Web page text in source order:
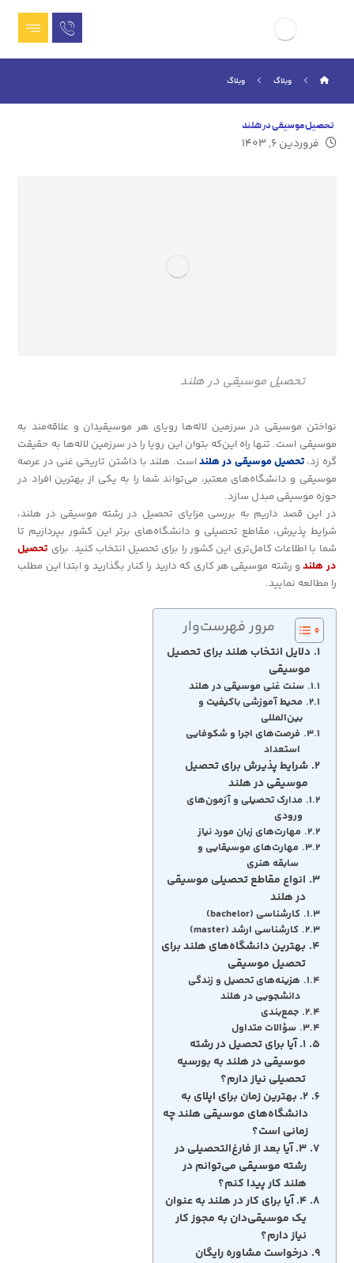
وبلاگ وبلاگ
تحصیل موسیقی در هلند
فروردین ۶, ۱۴۰۳
تحصیل موسیقی در هلند
نواختن موسیقی در سرزمین لاله‌ها رویای هر موسیقیدان و علاقه‌مند به
موسیقی است. تنها راه این‌که بتوان این رویا را در سرزمین لاله‌ها به حقیقت
گره زد،تحصیل موسیقی در هلنداست. هلند با داشتن تاریخی غنی در عرصه
موسیقی و دانشگاه‌های معتبر، می‌تواند شما را به یکی از بهترین افراد در
حوزه موسیقی مبدل سازد.
در این قصد داریم به بررسی مزایای تحصیل در رشته موسیقی در هلند،
شرایط پذیرش، مقاطع تحصیلی و دانشگاه‌های برتر این کشور بپردازیم تا
شما با اطلاعات کامل‌تری این کشور را برای تحصیل انتخاب کنید. برای تحصیل
در هلندو رشته موسیقی هر کاری که دارید را کنار بگذارید و ابتدا این مطلب
را مطالعه نمایید.
مرور فهرست‌وار
دلایل انتخاب هلند برای تحصیل
موسیقی
سنت غنی موسیقی در هلند
محیط آموزشی باکیفیت و
بین‌المللی
فرصت‌های اجرا و شکوفایی
استعداد
شرایط پذیرش برای تحصیل
موسیقی در هلند
مدارک تحصیلی و آزمون‌های
ورودی
مهارت‌های زبان مورد نیاز
مهارت‌های موسیقایی و
سابقه هنری
انواع مقاطع تحصیلی موسیقی
در هلند
کارشناسی (bachelor)
کارشناسی ارشد (master)
بهترین دانشگاه‌های هلند برای
تحصیل موسیقی
هزینه‌های تحصیل و زندگی
دانشجویی در هلند
جمع‌بندی
سؤالات متداول
۱. آیا برای تحصیل در رشته
موسیقی در هلند به بورسیه
تحصیلی نیاز دارم؟
۲. بهترین زمان برای اپلای به
دانشگاه‌های موسیقی هلند چه
زمانی است؟
۳. آیا بعد از فارغ‌التحصیلی در
رشته موسیقی می‌توانم در
هلند کار پیدا کنم؟
۴. آیا برای کار در هلند به عنوان
یک موسیقی‌دان به مجوز کار
نیاز دارم؟
درخواست مشاوره رایگان